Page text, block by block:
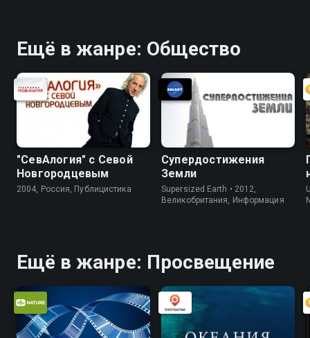
Ещё в жанре: Общество
"СевАлогия" с Севой
Новгородцевым
2004, Россия, Публицистика
Супердостижения
Земли
Supersized Earth • 2012,
Великобритания, Информация
Ещё в жанре: Просвещение